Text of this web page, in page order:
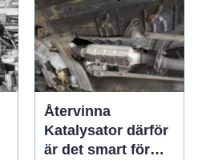
Återvinna
Katalysator därför
är det smart för